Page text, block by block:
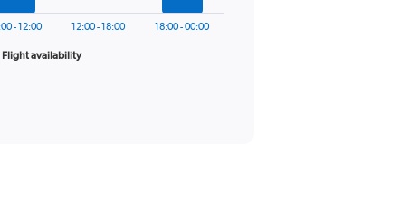
Flight availability
- 12:00 12:00 - 18:00 18:00 - 00:00